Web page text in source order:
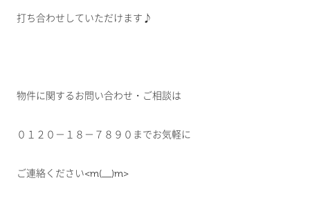
打ち合わせしていただけます♪
物件に関するお問い合わせ・ご相談は
０１２０－１８－７８９０までお気軽に
ご連絡ください<m(__)m>